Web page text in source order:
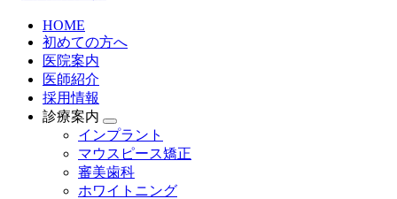
HOME
初めての方へ
医院案内
医師紹介
採用情報
診療案内
インプラント
マウスピース矯正
審美歯科
ホワイトニング